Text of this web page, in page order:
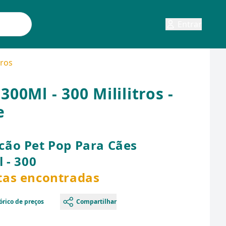
- 300 Mililitros -
Pet Pop Para Cães
- 300
encontradas
de preços Compartilhar